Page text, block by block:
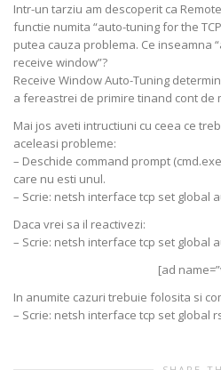
Intr-un tarziu am descoperit ca
functie numita “auto-tuning for the
putea cauza problema. Ce inseamna
receive window”?
Receive Window Auto-Tuning
a fereastrei de primire tinand cont de
Mai jos aveti intructiuni cu ceea ce
aceleasi probleme:
– Deschide command prompt
care nu esti unul.
– Scrie: netsh interface tcp set global
Daca vrei sa il reactivezi:
– Scrie: netsh interface tcp set global
[ad
In anumite cazuri trebuie folosita si
– Scrie: netsh interface tcp set global